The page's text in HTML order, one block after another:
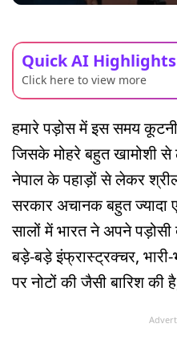
Quick AI Highlights
Click here to view more
हमारे पड़ोस में इस समय
जिसके मोहरे बहुत खामोशी
नेपाल के पहाड़ों से लेकर
सरकार अचानक बहुत ज्यादा
सालों में भारत ने अपने
बड़े-बड़े इंफ्रास्ट्रक्चर,
पर नोटों की जैसी बारिश